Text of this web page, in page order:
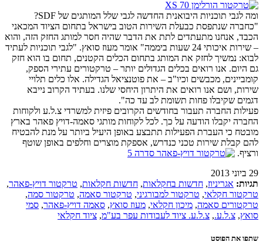
ומה לגבי תוכניות היבואנית החדשה לגבי שלל המותגים של SDF?
"כחברה שנתפסת כבעלת השירות הטוב בישראל בתחום הציוד המכאני
הכבד, אנחנו מתעתדים לתת את הדבר שהיה חסר למותג החזק הזה, והוא
– שירות איכותי 24 שעות ביממה" אומר מעוז סואץ. "לגבי תוכניות לעתיד
לבוא: נמשיך לחזק את המותג בתחום הכלים הקטנים, תחום בו הוא חזק
גם היום. אנו רואים בכלים הגדולים יותר – טרקטורים עתירי הספק,
קומביינים, מכבשים וכיו"ב – את פוטנציאל הגדילה. אלו כלים תלויי
שירות, ושם אנו רואים את היתרון היחסי שלנו. בעתיד הקרוב נייבא
דגמים שקיבלו פחות תשומת לב עד כה".
פעילות החברה תעבור בחודשים הקרובים פיזית למשרדי צ.ל.ע ולקוחות
החברה יקבלו הודעה על כך. לכל לקוחות מותגי סאמה-דויץ פאהר בארץ
מובטח כי העברת הפעילות תתבצע באופן היעיל ביותר על מנת להבטיח
להם קבלת שירות טכני כנדרש, אספקת מוצרים וחלפים באופן שוטף
ורציף.
29 ביוני 2013
תגיות: אגריניוז, חדשות בחקלאות, חדשות חקלאות, טרקטור דויץ-פאהר,
טרקטור חקלאי, טרקטור למבורגיני, טרקטור סאמה, טרקטור סמה,
טרקטורים סאמה, מיכון חקלאי, מעוז סואץ, סאמה דויץ-פאהר, סמי
סואץ, צ.ל.ע., צ.ל.ע. ציוד לעבודות עפר בע"מ, ציוד חקלאי
שתפו את הפוסט